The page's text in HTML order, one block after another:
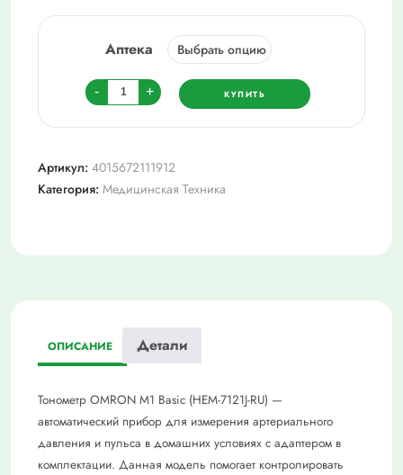
Аптека
-
Количество
товара
Омрон
М1
бейсик
с
+ КУПИТЬ
Артикул: 4015672111912
Категория: Медицинская Техника
ОПИСАНИЕ Детали
Тонометр OMRON M1 Basic (HEM-7121J-RU) —
автоматический прибор для измерения артериального
давления и пульса в домашних условиях с адаптером в
комплектации. Данная модель помогает контролировать